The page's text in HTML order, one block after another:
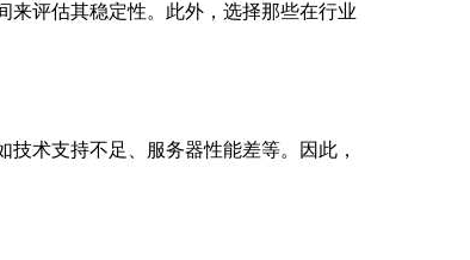
来评估其稳定性。此外，选择那些在行业
术支持不足、服务器性能差等。因此，